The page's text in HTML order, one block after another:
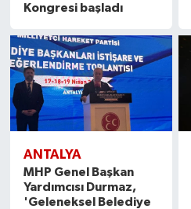
Kongresi başladı
ANTALYA
MHP Genel Başkan
Yardımcısı Durmaz,
'Geleneksel Belediye